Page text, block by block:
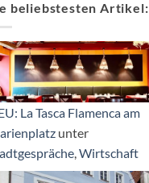
beliebstesten Artikel:
La Tasca Flamenca am
unter
,Wirtschaft